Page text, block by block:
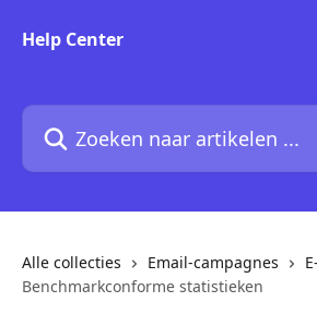
Help Center
Zoeken naar artikelen ...
Alle collecties Email-campagnes
Benchmarkconforme statistieken